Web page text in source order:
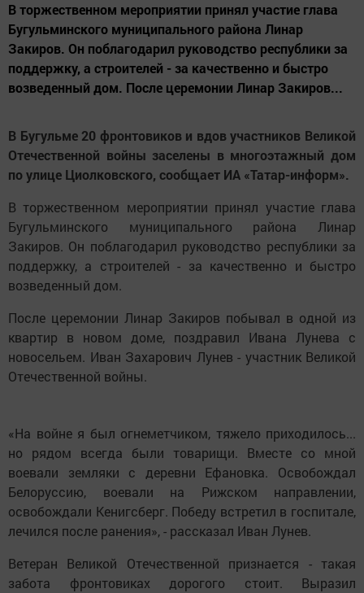
В торжественном мероприятии принял участие глава
Бугульминского муниципального района Линар
Закиров. Он поблагодарил руководство республики за
поддержку, а строителей - за качественно и быстро
возведенный дом. После церемонии Линар Закиров...
В Бугульме 20 фронтовиков и вдов участников Великой
Отечественной войны заселены в многоэтажный дом
по улице Циолковского, сообщает ИА «Татар-информ».
В торжественном мероприятии принял участие глава
Бугульминского муниципального района Линар
Закиров. Он поблагодарил руководство республики за
поддержку, а строителей - за качественно и быстро
возведенный дом.
После церемонии Линар Закиров побывал в одной из
квартир в новом доме, поздравил Ивана Лунева с
новосельем. Иван Захарович Лунев - участник Великой
Отечественной войны.
«На войне я был огнеметчиком, тяжело приходилось...
но рядом всегда были товарищи. Вместе со мной
воевали земляки с деревни Ефановка. Освобождал
Белоруссию, воевали на Рижском направлении,
освобождали Кенигсберг. Победу встретил в госпитале,
лечился после ранения», - рассказал Иван Лунев.
Ветеран Великой Отечественной признается - такая
забота фронтовиках дорогого стоит. Выразил